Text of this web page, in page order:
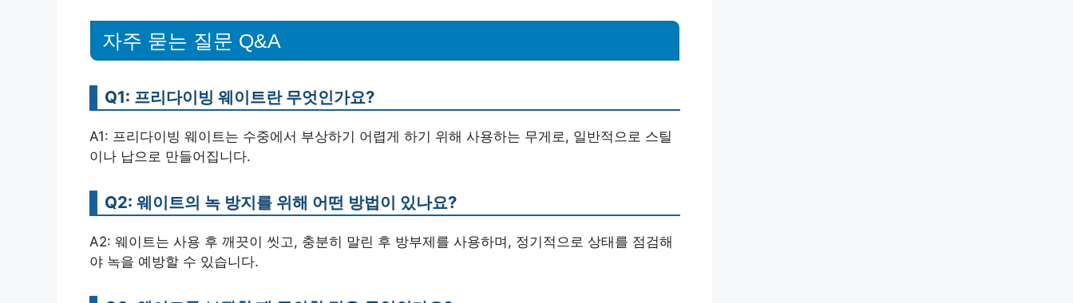
자주 묻는 질문 Q&A
Q1: 프리다이빙 웨이트란 무엇인가요?
A1: 프리다이빙 웨이트는 수중에서 부상하기 어렵게 하기 위해 사용하는 무게로, 일반적으로 스틸
이나 납으로 만들어집니다.
Q2: 웨이트의 녹 방지를 위해 어떤 방법이 있나요?
A2: 웨이트는 사용 후 깨끗이 씻고, 충분히 말린 후 방부제를 사용하며, 정기적으로 상태를 점검해
야 녹을 예방할 수 있습니다.